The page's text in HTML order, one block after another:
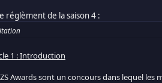
réglèment de la saison 4 :
1 : Introduction
Awards sont un concours dans lequel